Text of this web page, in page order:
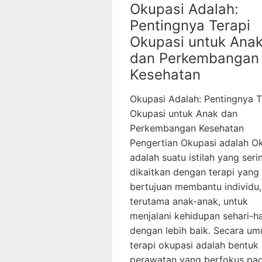
Okupasi Adalah:
Pentingnya Terapi
Okupasi untuk
dan Perkembangan
Kesehatan
Okupasi Adalah: Pentingnya
Okupasi untuk Anak dan
Perkembangan Kesehatan
Pengertian Okupasi adalah
adalah suatu istilah yang
dikaitkan dengan terapi yang
bertujuan membantu individu,
terutama anak-anak, untuk
menjalani kehidupan sehari-
dengan lebih baik. Secara
terapi okupasi adalah bentuk
perawatan yang berfokus